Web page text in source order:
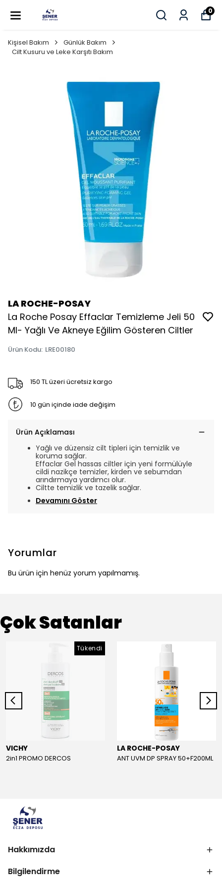
0
Kişisel Bakım
Günlük Bakım
Cilt Kusuru ve Leke Karşıtı Bakım
LA ROCHE-POSAY
La Roche Posay Effaclar Temizleme Jeli 50
Ml- Yağlı Ve Akneye Eğilim Gösteren Ciltler
Ürün Kodu: LRE00180
150 TL üzeri ücretsiz kargo
10 gün içinde iade değişim
Ürün Açıklaması
Yağlı ve düzensiz cilt tipleri için temizlik ve
koruma sağlar.
Effaclar Gel hassas ciltler için yeni formülüyle
cildi nazikçe temizler, kirden ve sebumdan
arındırmaya yardımcı olur.
Ciltte temizlik ve tazelik sağlar.
Devamını Göster
Yorumlar
Bu ürün için henüz yorum yapılmamış.
Çok Satanlar
Tükendi
VICHY
2in1 PROMO DERCOS
LA ROCHE-POSAY
ANT UVM DP SPRAY 50+F200ML
Hakkımızda
Bilgilendirme